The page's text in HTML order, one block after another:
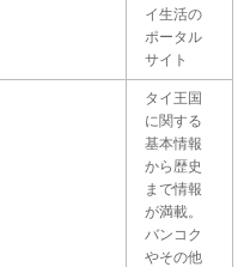
イ生活の
ポータル
サイト
タイ王国
に関する
基本情報
から歴史
まで情報
が満載。
バンコク
やその他